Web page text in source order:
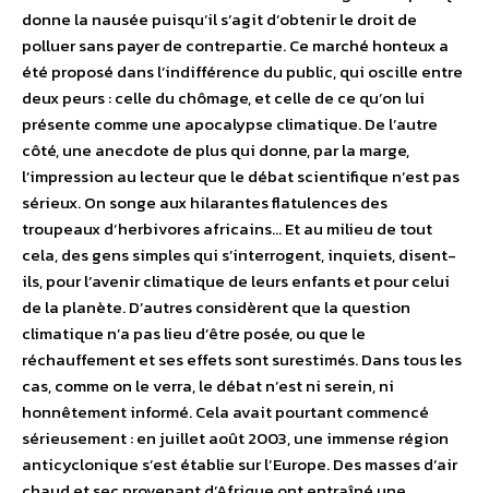
donne la nausée puisqu’il s’agit d’obtenir le droit de
polluer sans payer de contrepartie. Ce marché honteux a
été proposé dans l’indifférence du public, qui oscille entre
deux peurs : celle du chômage, et celle de ce qu’on lui
présente comme une apocalypse climatique. De l’autre
côté, une anecdote de plus qui donne, par la marge,
l’impression au lecteur que le débat scientifique n’est pas
sérieux. On songe aux hilarantes flatulences des
troupeaux d’herbivores africains… Et au milieu de tout
cela, des gens simples qui s’interrogent, inquiets, disent-
ils, pour l’avenir climatique de leurs enfants et pour celui
de la planète. D’autres considèrent que la question
climatique n’a pas lieu d’être posée, ou que le
réchauffement et ses effets sont surestimés. Dans tous les
cas, comme on le verra, le débat n’est ni serein, ni
honnêtement informé. Cela avait pourtant commencé
sérieusement : en juillet août 2003, une immense région
anticyclonique s’est établie sur l’Europe. Des masses d’air